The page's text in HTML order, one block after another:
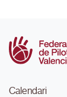
Calendari